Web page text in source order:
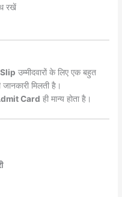
रखें
उम्मीदवारों के लिए एक बहुत
मिलती है।
Card ही मान्य होता है।